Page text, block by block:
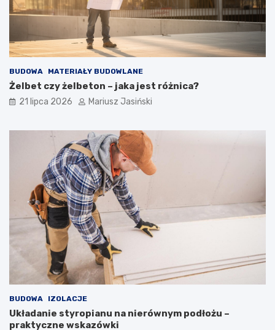
BUDOWA MATERIAŁY BUDOWLANE
Żelbet czy żelbeton – jaka jest różnica?
21 lipca 2026 Mariusz Jasiński
BUDOWA IZOLACJE
Układanie styropianu na nierównym podłożu –
praktyczne wskazówki